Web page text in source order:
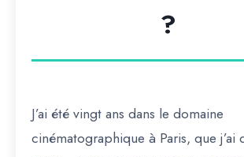
?
J’ai été vingt ans dans le domaine
cinématographique à Paris, que j’ai